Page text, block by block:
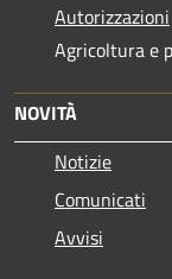
Autorizzazioni
Agricoltura e
NOVITÀ
Notizie
Comunicati
Avvisi